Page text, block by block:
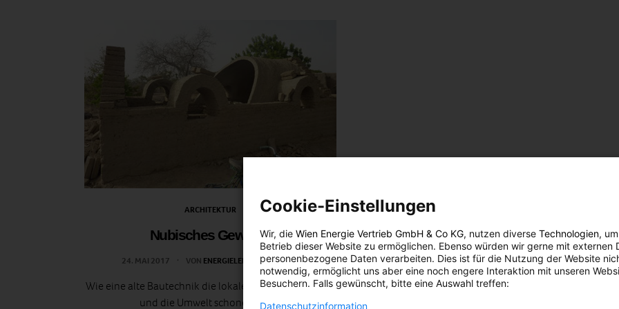
ARCHITEKTUR
Nubisches Gewölbe
24. MAI 2017 VON ENERGIELEBEN REDAKTION
Wie eine alte Bautechnik die lokale Wirtschaft beleben
und die Umwelt schonen kann.
Cookie-Einstellungen
Wir, die Wien Energie Vertrieb GmbH & Co KG, nutzen diverse Technologien,
Betrieb dieser Website zu ermöglichen. Ebenso würden wir gerne mit externen
personenbezogene Daten verarbeiten. Dies ist für die Nutzung der Website
notwendig, ermöglicht uns aber eine noch engere Interaktion mit unseren
Besuchern. Falls gewünscht, bitte eine Auswahl treffen:
Datenschutzinformation